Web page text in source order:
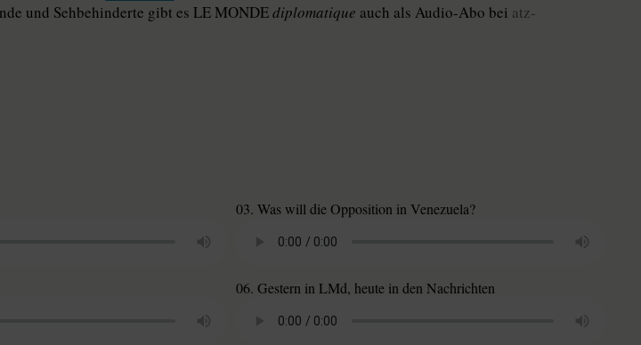
und Sehbehinderte gibt es LE MONDEdiplomatique auch als Audio-Abo bei atz-
03. Was will die Opposition in Venezuela?
06. Gestern in LMd, heute in den Nachrichten